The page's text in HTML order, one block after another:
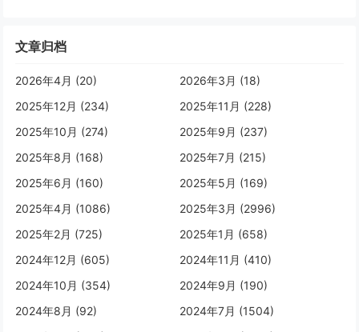
文章归档
2026年4月 (20)
2026年3月 (18)
2025年12月 (234)
2025年11月 (228)
2025年10月 (274)
2025年9月 (237)
2025年8月 (168)
2025年7月 (215)
2025年6月 (160)
2025年5月 (169)
2025年4月 (1086)
2025年3月 (2996)
2025年2月 (725)
2025年1月 (658)
2024年12月 (605)
2024年11月 (410)
2024年10月 (354)
2024年9月 (190)
2024年8月 (92)
2024年7月 (1504)